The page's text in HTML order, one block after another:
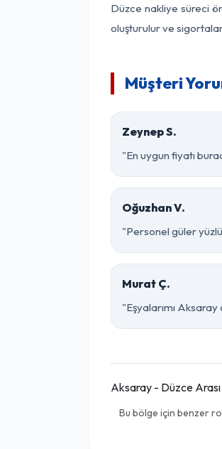
Düzce nakliye süreci
oluşturulur ve
Müşteri
Zeynep S.
"En uygun fiyatı
Oğuzhan V.
"Personel güler
Murat Ç.
"Eşyalarımı
Aksaray - Düzce
Bu bölge için benzer